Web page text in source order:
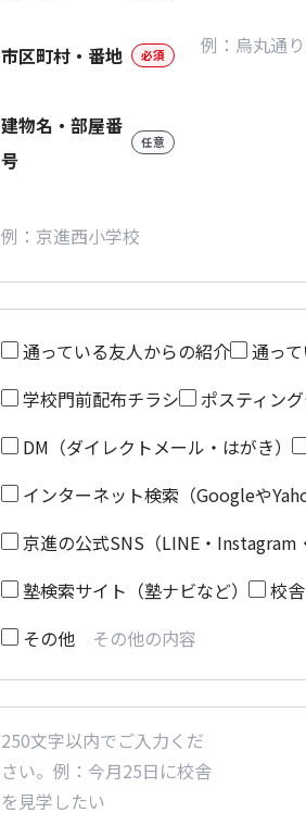
市区町村・番地 必須
建物名・部屋番
号
任意
通っている友人からの紹介 通っ
学校門前配布チラシ
ポスティン
DM（ダイレクトメール・はがき）
インターネット検索（Googleや
京進の公式SNS（LINE・Instagram
塾検索サイト（塾ナビなど）
校
その他